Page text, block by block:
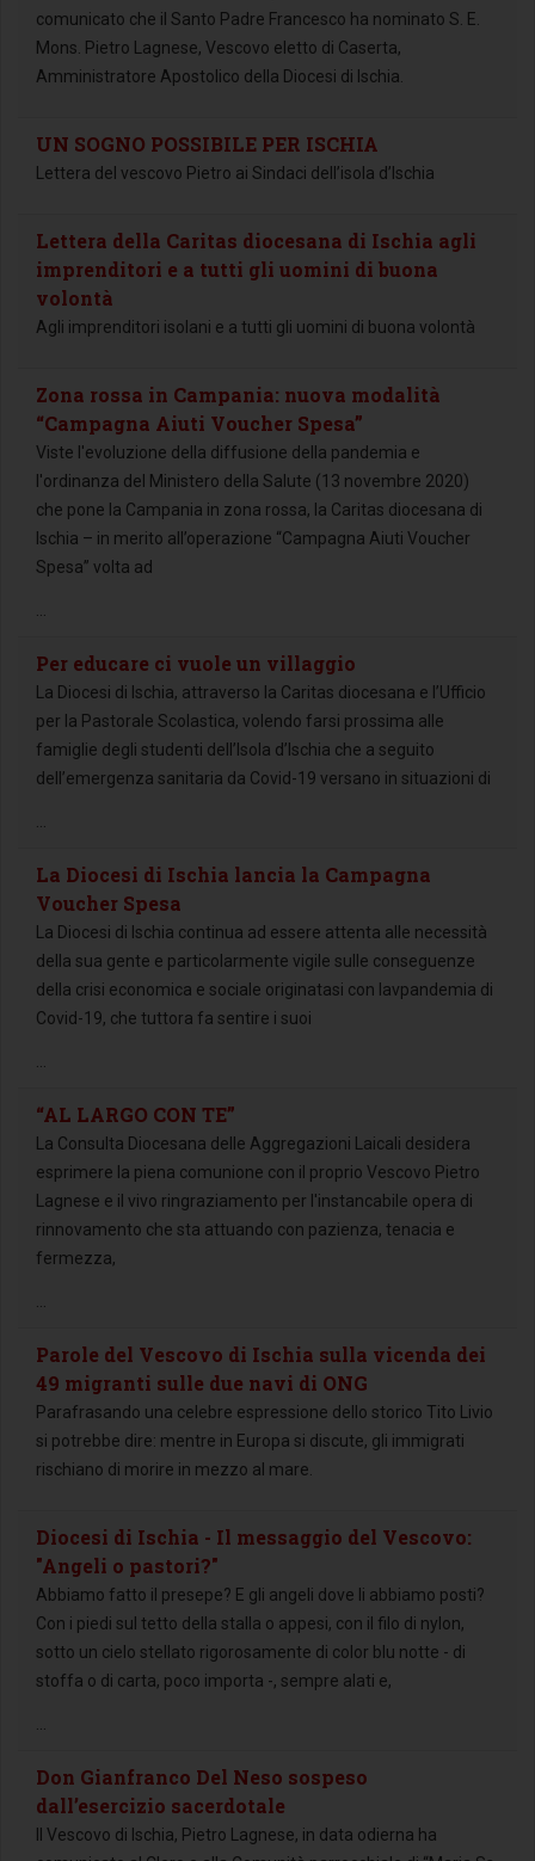
comunicato che il Santo Padre Francesco ha nominato S. E.
Mons. Pietro Lagnese, Vescovo eletto di Caserta,
Amministratore Apostolico della Diocesi di Ischia.
UN SOGNO POSSIBILE PER ISCHIA
Lettera del vescovo Pietro ai Sindaci dell’isola d’Ischia
Lettera della Caritas diocesana di Ischia agli
imprenditori e a tutti gli uomini di buona
volontà
Agli imprenditori isolani e a tutti gli uomini di buona volontà
Zona rossa in Campania: nuova modalità
“Campagna Aiuti Voucher Spesa”
Viste l'evoluzione della diffusione della pandemia e
l'ordinanza del Ministero della Salute (13 novembre 2020)
che pone la Campania in zona rossa, la Caritas diocesana di
Ischia – in merito all’operazione “Campagna Aiuti Voucher
Spesa” volta ad
Per educare ci vuole un villaggio
La Diocesi di Ischia, attraverso la Caritas diocesana e l’Ufficio
per la Pastorale Scolastica, volendo farsi prossima alle
famiglie degli studenti dell’Isola d’Ischia che a seguito
dell’emergenza sanitaria da Covid-19 versano in situazioni di
La Diocesi di Ischia lancia la Campagna
Voucher Spesa
La Diocesi di Ischia continua ad essere attenta alle necessità
della sua gente e particolarmente vigile sulle conseguenze
della crisi economica e sociale originatasi con lavpandemia di
Covid-19, che tuttora fa sentire i suoi
“AL LARGO CON TE”
La Consulta Diocesana delle Aggregazioni Laicali desidera
esprimere la piena comunione con il proprio Vescovo Pietro
Lagnese e il vivo ringraziamento per l'instancabile opera di
rinnovamento che sta attuando con pazienza, tenacia e
fermezza,
Parole del Vescovo di Ischia sulla vicenda dei
49 migranti sulle due navi di ONG
Parafrasando una celebre espressione dello storico Tito Livio
si potrebbe dire: mentre in Europa si discute, gli immigrati
rischiano di morire in mezzo al mare.
Diocesi di Ischia - Il messaggio del Vescovo:
"Angeli o pastori?"
Abbiamo fatto il presepe? E gli angeli dove li abbiamo posti?
Con i piedi sul tetto della stalla o appesi, con il filo di nylon,
sotto un cielo stellato rigorosamente di color blu notte - di
stoffa o di carta, poco importa -, sempre alati e,
Don Gianfranco Del Neso sospeso
dall’esercizio sacerdotale
Il Vescovo di Ischia, Pietro Lagnese, in data odierna ha